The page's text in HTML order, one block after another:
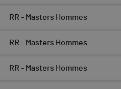
RR - Masters Hommes
RR - Masters Hommes
RR - Masters Hommes